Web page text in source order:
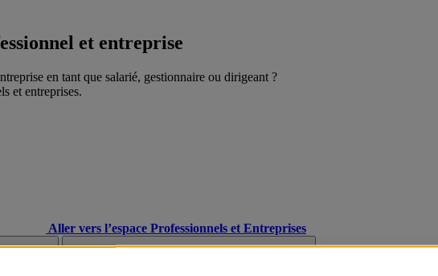
et entreprise
en tant que salarié, gestionnaire ou dirigeant ?
et entreprises.
Aller vers l’espace Professionnels et Entreprises